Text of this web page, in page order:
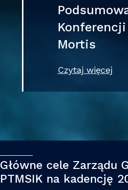
Konferencji
Mortis
Czytaj więcej
Główne cele Zarządu
PTMSIK na kadencję